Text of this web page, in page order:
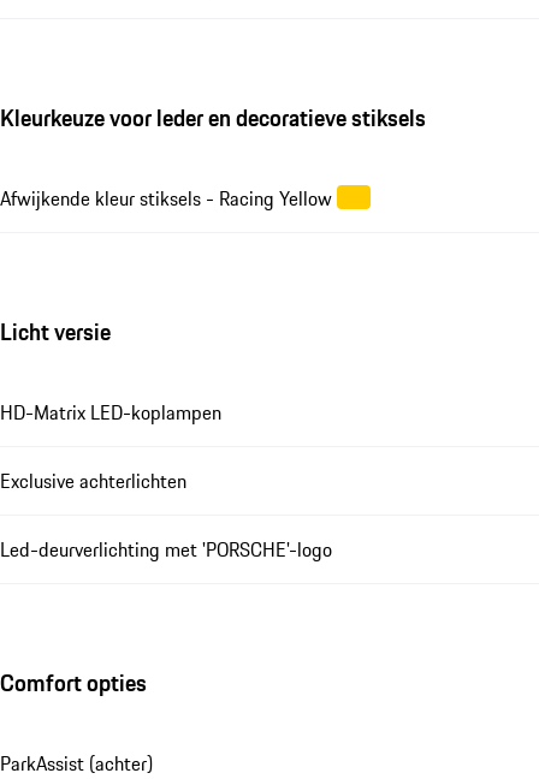
Kleurkeuze voor leder en decoratieve stiksels
Afwijkende kleur stiksels - Racing Yellow
Licht versie
HD-Matrix LED-koplampen
Exclusive achterlichten
Led-deurverlichting met 'PORSCHE'-logo
Comfort opties
ParkAssist (achter)